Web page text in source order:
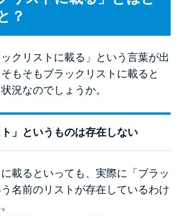
？
クリストに載る」という言葉が出
もそもブラックリストに載ると
況なのでしょうか。
ト」というものは存在しない
載るといっても、実際に「ブラッ
名前のリストが存在しているわけ